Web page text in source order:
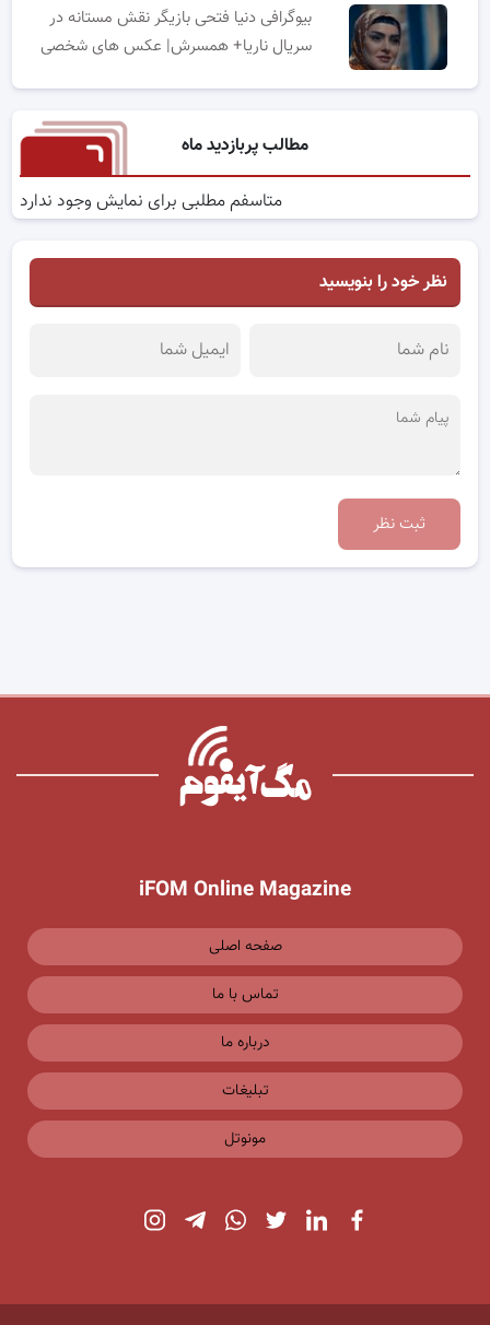
بیوگرافی دنیا فتحی بازیگر نقش مستانه در
سریال ناریا+ همسرش| عکس های شخصی
مطالب پربازدید ماه
متاسفم مطلبی برای نمایش وجود ندارد
نظر خود را بنویسید
ثبت نظر
iFOM Online Magazine
صفحه اصلی
تماس با ما
درباره ما
تبلیغات
مونوتل